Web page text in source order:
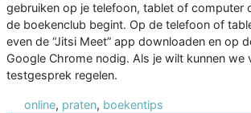
gebruiken op je telefoon, tablet of computer
de boekenclub begint. Op de telefoon of
even de “Jitsi Meet” app downloaden en op
Google Chrome nodig. Als je wilt kunnen we
testgesprek regelen.
online, praten, boekentips